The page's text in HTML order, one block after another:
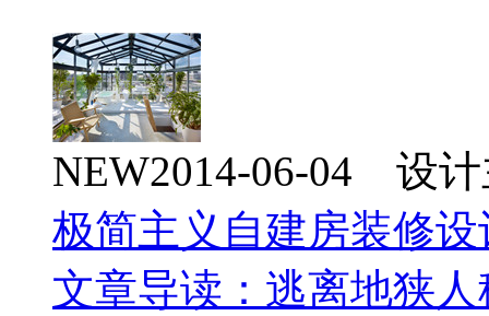
NEW2014-06-04 设
极简主义自建房装修
文章导读：逃离地狭